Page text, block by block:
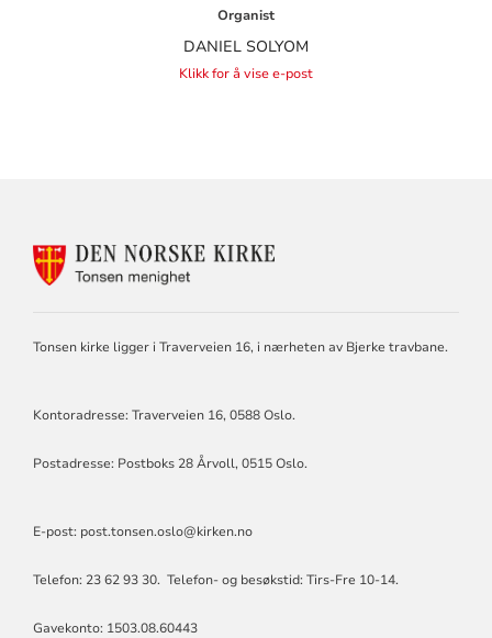
Organist
DANIEL SOLYOM
Klikk for å vise e-post
KONTAKTINFORMASJON
Tonsen kirke ligger i Traverveien 16, i nærheten av Bjerke travbane.
Kontoradresse: Traverveien 16, 0588 Oslo.
Postadresse: Postboks 28 Årvoll, 0515 Oslo.
E-post: post.tonsen.oslo@kirken.no
Telefon: 23 62 93 30. Telefon- og besøkstid: Tirs-Fre 10-14.
Gavekonto: 1503.08.60443